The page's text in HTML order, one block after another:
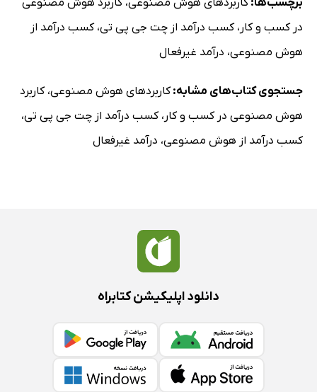
سامان گرفت
اتوماسیون زندگی شخصی شما (چون حقش را دارید)
فصل 7: رمزگشایی از Vibe Coding: تبدیل ایده‌ها به اپلیکیشن
«Vibe Coding» یعنی چه؟
راهنمای سریع: اپلیکیشن‌ها در واقع چگونه کار می‌کنند؟
چه چیزهای دیگری می‌توانید بسازید؟
یک نگاه واقع‌بینانه (اما امیدوارکننده)
فصل 8: Vibe Coding 2. 0: با هوش مصنوعی حتی
در کسب و کار ،کسب درآمد از چت جی پی تی،کسب درآمد از
هوش مصنوعی، درآمد غیرفعال
جستجوی کتاب‌های مشابه:کاربردهای هوش مصنوعی،کاربرد
هوش مصنوعی در کسب و کار ،کسب درآمد از چت جی پی تی،
کسب درآمد از هوش مصنوعی، درآمد غیرفعال
دانلود اپلیکیشن کتابراه